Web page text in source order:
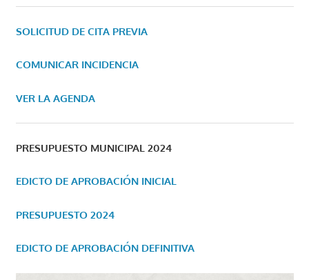
SOLICITUD DE CITA PREVIA
COMUNICAR INCIDENCIA
VER LA AGENDA
PRESUPUESTO MUNICIPAL 2024
EDICTO DE APROBACIÓN INICIAL
PRESUPUESTO 2024
EDICTO DE APROBACIÓN DEFINITIVA